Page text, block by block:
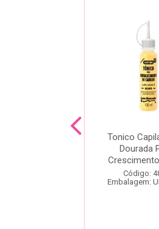
Tonico
Dourada
Código:
Embalagem: